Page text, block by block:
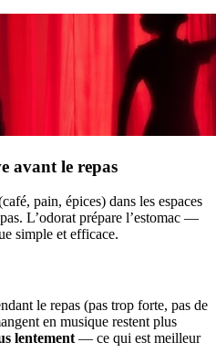
avant le repas
pain, épices) dans les espaces
L’odorat prépare l’estomac —
simple et efficace.
le repas (pas trop forte, pas de
en musique restent plus
lentement — ce qui est meilleur